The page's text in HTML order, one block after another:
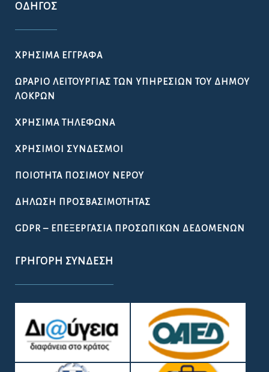
ΟΔΗΓΌΣ
ΧΡΉΣΙΜΑ ΈΓΓΡΑΦΑ
ΩΡΆΡΙΟ ΛΕΙΤΟΥΡΓΊΑΣ ΤΩΝ ΥΠΗΡΕΣΙΏΝ ΤΟΥ ΔΉΜΟΥ
ΛΟΚΡΏΝ
ΧΡΉΣΙΜΑ ΤΗΛΈΦΩΝΑ
ΧΡΉΣΙΜΟΙ ΣΎΝΔΕΣΜΟΙ
ΠΟΙΌΤΗΤΑ ΠΌΣΙΜΟΥ ΝΕΡΟΎ
ΔΉΛΩΣΗ ΠΡΟΣΒΑΣΙΜΌΤΗΤΑΣ
GDPR – ΕΠΕΞΕΡΓΑΣΙΑ ΠΡΟΣΩΠΙΚΩΝ ΔΕΔΟΜΕΝΩΝ
ΓΡΉΓΟΡΗ ΣΎΝΔΕΣΗ